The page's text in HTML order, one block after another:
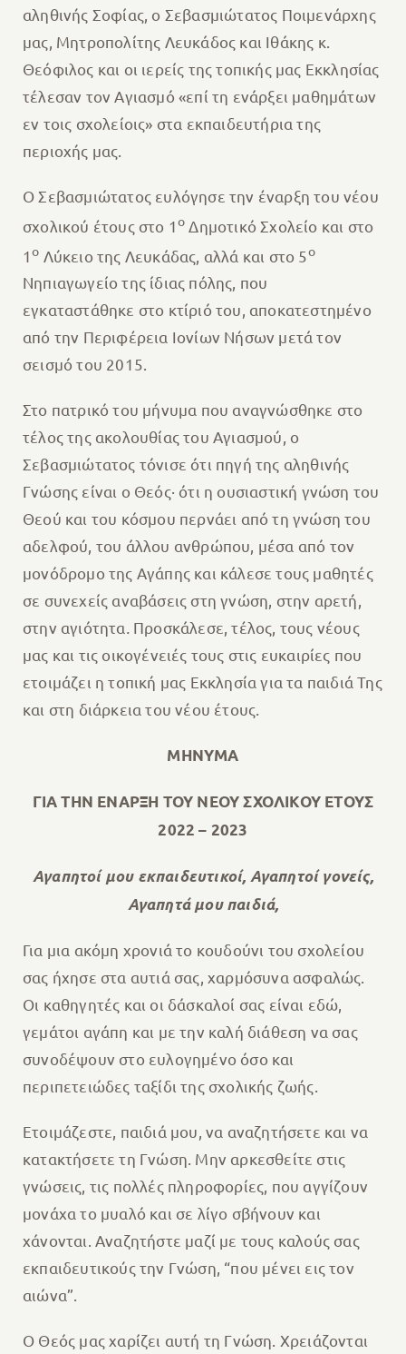
αληθινής Σοφίας, ο Σεβασμιώτατος Ποιμενάρχης
μας, Μητροπολίτης Λευκάδος και Ιθάκης κ.
Θεόφιλος και οι ιερείς της τοπικής μας Εκκλησίας
τέλεσαν τον Αγιασμό «επί τη ενάρξει μαθημάτων
εν τοις σχολείοις» στα εκπαιδευτήρια της
περιοχής μας.
Ο Σεβασμιώτατος ευλόγησε την έναρξη του νέου
σχολικού έτους στο 1ο Δημοτικό Σχολείο και στο
1ο Λύκειο της Λευκάδας, αλλά και στο 5ο
Νηπιαγωγείο της ίδιας πόλης, που
εγκαταστάθηκε στο κτίριό του, αποκατεστημένο
από την Περιφέρεια Ιονίων Νήσων μετά τον
σεισμό του 2015.
Στο πατρικό του μήνυμα που αναγνώσθηκε στο
τέλος της ακολουθίας του Αγιασμού, ο
Σεβασμιώτατος τόνισε ότι πηγή της αληθινής
Γνώσης είναι ο Θεός· ότι η ουσιαστική γνώση του
Θεού και του κόσμου περνάει από τη γνώση του
αδελφού, του άλλου ανθρώπου, μέσα από τον
μονόδρομο της Αγάπης και κάλεσε τους μαθητές
σε συνεχείς αναβάσεις στη γνώση, στην αρετή,
στην αγιότητα.Προσκάλεσε, τέλος, τους νέους
μας και τις οικογένειές τους στις ευκαιρίες που
ετοιμάζει η τοπική μας Εκκλησία για τα παιδιά Της
και στη διάρκεια του νέου έτους.
ΜΗΝΥΜΑ
ΓΙΑ ΤΗΝ ΕΝΑΡΞΗ ΤΟΥ ΝΕΟΥ ΣΧΟΛΙΚΟΥ ΕΤΟΥΣ
2022 – 2023
Αγαπητοί μου εκπαιδευτικοί, Αγαπητοί γονείς,
Αγαπητά μου παιδιά,
Για μια ακόμη χρονιά το κουδούνι του σχολείου
σας ήχησε στα αυτιά σας, χαρμόσυνα ασφαλώς.
Οι καθηγητές και οι δάσκαλοί σας είναι εδώ,
γεμάτοι αγάπη και με την καλή διάθεση να σας
συνοδέψουν στο ευλογημένο όσο και
περιπετειώδες ταξίδι της σχολικής ζωής.
Ετοιμάζεστε, παιδιά μου, να αναζητήσετε και να
κατακτήσετε τη Γνώση. Μην αρκεσθείτε στις
γνώσεις, τις πολλές πληροφορίες, που αγγίζουν
μονάχα το μυαλό και σε λίγο σβήνουν και
χάνονται. Αναζητήστε μαζί με τους καλούς σας
εκπαιδευτικούς την Γνώση, “που μένει εις τον
αιώνα”.
Ο Θεός μας χαρίζει αυτή τη Γνώση. Χρειάζονται